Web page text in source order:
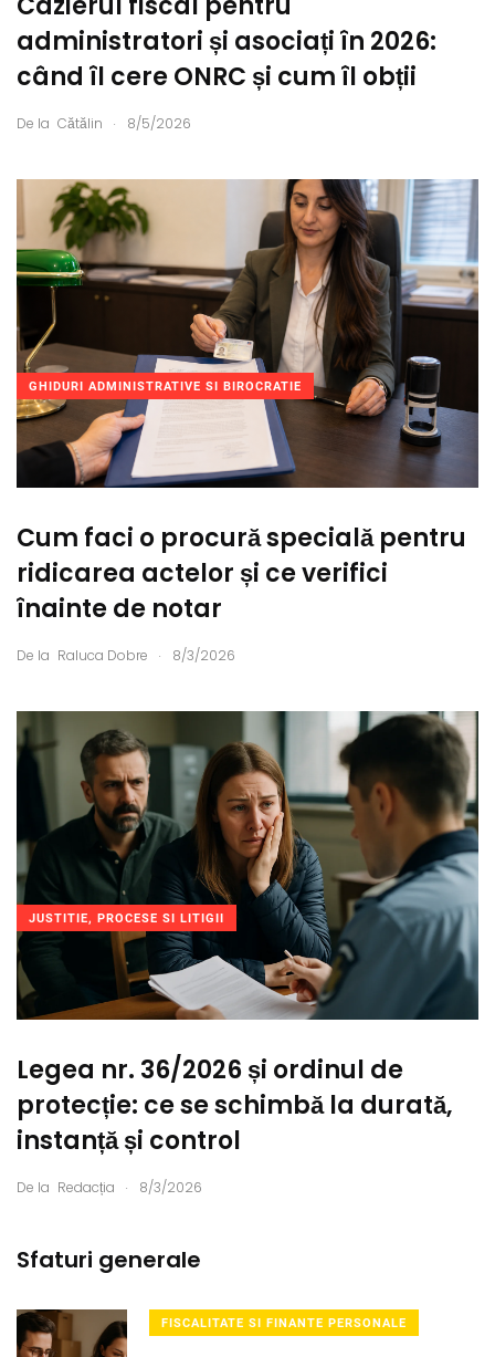
administratori și asociați în 2026:
când îl cere ONRC și cum îl obții
De la Cătălin . 8/5/2026
GHIDURI ADMINISTRATIVE SI BIROCRATIE
Cum faci o procură specială pentru
ridicarea actelor și ce verifici
înainte de notar
De la Raluca Dobre . 8/3/2026
JUSTITIE, PROCESE SI LITIGII
Legea nr. 36/2026 și ordinul de
protecție: ce se schimbă la durată,
instanță și control
De la Redacția . 8/3/2026
Sfaturi generale
FISCALITATE SI FINANTE PERSONALE